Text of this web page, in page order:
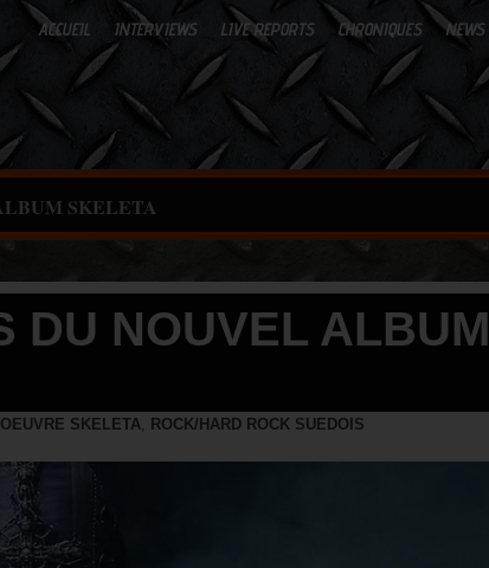
ACCUEIL INTERVIEWS LIVE REPORTS CHRONIQUES NEWS
SKELETA
DU NOUVEL ALBUM
SKELETA, ROCK/HARD ROCK SUEDOIS